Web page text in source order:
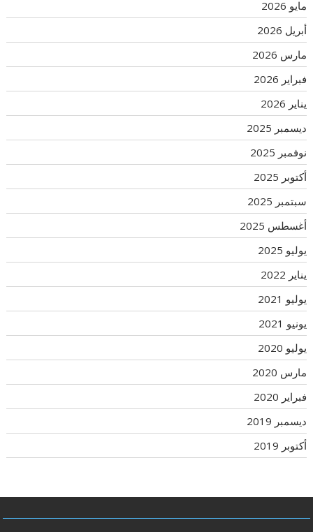
مايو 2026
أبريل 2026
مارس 2026
فبراير 2026
يناير 2026
ديسمبر 2025
نوفمبر 2025
أكتوبر 2025
سبتمبر 2025
أغسطس 2025
يوليو 2025
يناير 2022
يوليو 2021
يونيو 2021
يوليو 2020
مارس 2020
فبراير 2020
ديسمبر 2019
أكتوبر 2019